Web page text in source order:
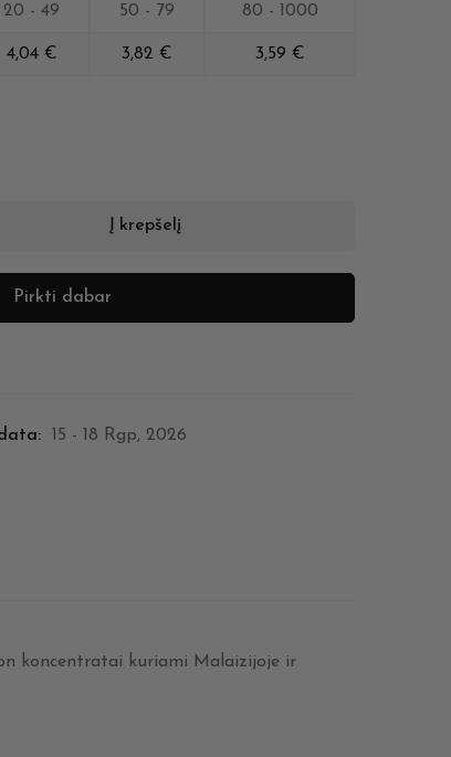
20 - 49 50 - 79 80 - 1000
4,04 € 3,82 € 3,59 €
Į krepšelį
Pirkti dabar
15 - 18 Rgp, 2026
koncentratai kuriami Malaizijoje ir